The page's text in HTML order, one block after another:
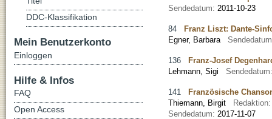
Sendedatum: 2011-10-23
84 Franz Liszt: Dante-
Egner, Barbara
136 Franz-Josef
Lehmann, Sigi
141 Französische
Thiemann, Birgit
Sendedatum: 2017-11-07
DDC-Klassifikation
Mein Benutzerkonto
Einloggen
Hilfe & Infos
FAQ
Open Access